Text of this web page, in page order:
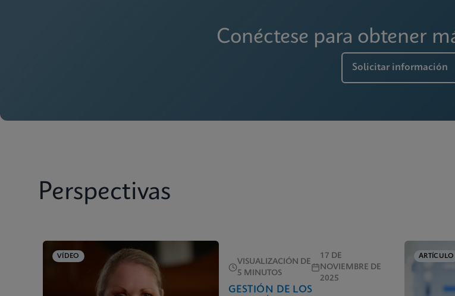
Conéctese para obtener
Solicitar información
Perspectivas
VÍDEO
VISUALIZACIÓN DE
5 MINUTOS
17 DE
NOVIEMBRE DE
2025
GESTIÓN DE LOS
ARTÍCULO